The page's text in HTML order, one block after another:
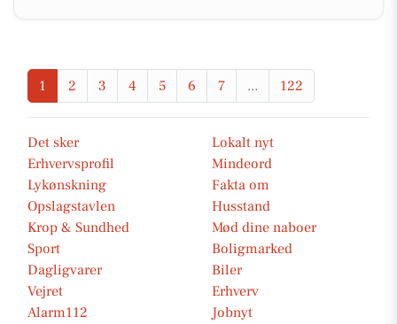
1 2 3 4 5 6 7 ... 122
Det sker
Lokalt nyt
Erhvervsprofil
Mindeord
Lykønskning
Fakta om
Opslagstavlen
Husstand
Krop & Sundhed
Mød dine naboer
Sport
Boligmarked
Dagligvarer
Biler
Vejret
Erhverv
Alarm112
Jobnyt